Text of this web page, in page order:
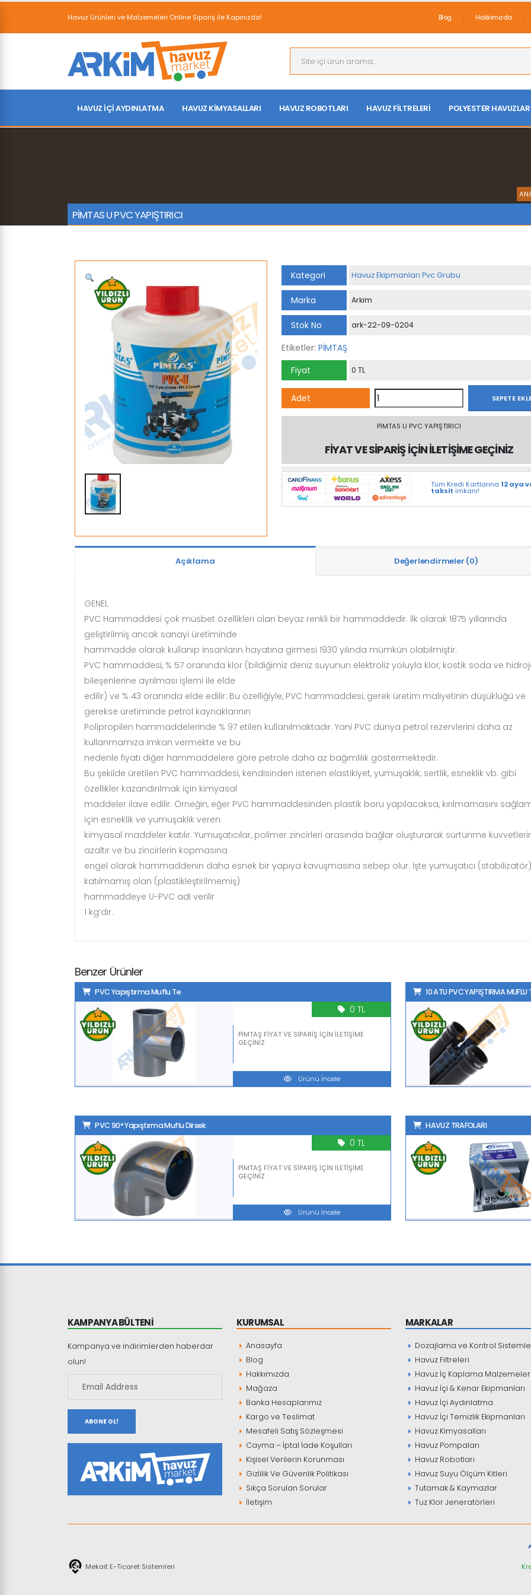
Havuz Ürünleri ve Malzemeleri Online Sipariş ile Kapınızda! Blog Hakkımızda
HAVUZ İÇI AYDINLATMA HAVUZ KIMYASALLARI HAVUZ ROBOTLARI HAVUZ FILTRELERI POLYESTER HAVUZLAR
PİMTAS U PVC YAPIŞTIRICI
Kategori Havuz Ekipmanları Pvc Grubu
Marka Arkim
Stok No ark-22-09-0204
Etiketler: PİMTAŞ
Fiyat
0 TL
Adet
PİMTAS
U
PVC
YAPIŞTIRICI
adet
SEPETE
PİMTAS U PVC YAPIŞTIRICI
FİYAT VE SİPARİŞ İÇİN İLETİŞİME GEÇİNİZ
Tüm Kredi Kartlarına 12 aya
taksit imkanı!
Açıklama Değerlendirmeler (0)
GENEL
PVC Hammaddesi çok müsbet özellikleri olan beyaz renkli bir hammaddedir. İlk olarak 1875 yıllarında
geliştirilmiş ancak sanayi üretiminde
hammadde olarak kullanıp insanların hayatına girmesi 1930 yılında mümkün olabilmiştir.
PVC hammaddesi, % 57 oranında klor (bildiğimiz deniz suyunun elektroliz yoluyla klor, kostik soda ve
bileşenlerine ayrılması işlemi ile elde
edilir) ve % 43 oranında elde edilir. Bu özelliğiyle, PVC hammaddesi, gerek üretim maliyetinin düşüklüğü ve
gerekse üretiminde petrol kaynaklarının
Polipropilen hammaddelerinde % 97 etilen kullanılmaktadır. Yani PVC dünya petrol rezervlerini daha az
kullanmamıza imkan vermekte ve bu
nedenle fiyatı diğer hammaddelere göre petrole daha az bağımlılık göstermektedir.
Bu şekilde üretilen PVC hammaddesi, kendisinden istenen elastikiyet, yumuşaklık, sertlik, esneklik vb. gibi
özellikler kazandırılmak için kimyasal
maddeler ilave edilir. Örneğin, eğer PVC hammaddesinden plastik boru yapılacaksa, kırılmamasını
için esneklik ve yumuşaklık veren
kimyasal maddeler katılır. Yumuşatıcılar, polimer zincirleri arasında bağlar oluşturarak sürtünme
azaltır ve bu zincirlerin kopmasına
engel olarak hammaddenin daha esnek bir yapıya kavuşmasına sebep olur. İşte yumuşatıcı (stabilizatör)
katılmamış olan (plastikleştirilmemiş)
hammaddeye U-PVC adI verilir
1 kg’dır.
Benzer Ürünler
PVC Yapıştırma Muflu Te
PİMTAŞ FİYAT VE SİPARİŞ İÇİN İLETİŞİME
GEÇİNİZ
0 TL
Ürünü İncele
10 ATU PVC
PVC 90° Yapıştırma Muflu Dirsek
PİMTAŞ FİYAT VE SİPARİŞ İÇİN İLETİŞİME
GEÇİNİZ
0 TL
Ürünü İncele
HAVUZ TRAFOLARI
KAMPANYA BÜLTENİ
Kampanya ve indirimlerden haberdar
olun!
ABONE OL!
KURUMSAL
Anasayfa
Blog
Hakkımızda
Mağaza
Banka Hesaplarımız
Kargo ve Teslimat
Mesafeli Satış Sözleşmesi
Cayma – İptal İade Koşulları
Kişisel Verilerin Korunması
Gizlilik Ve Güvenlik Politikası
Sıkça Sorulan Sorular
İletişim
MARKALAR
Dozajlama ve Kontrol
Havuz Filtreleri
Havuz İç Kaplama
Havuz İçi & Kenar Ekipmanları
Havuz İçi Aydınlatma
Havuz İçi Temizlik Ekipmanları
Havuz Kimyasalları
Havuz Pompaları
Havuz Robotları
Havuz Suyu Ölçüm Kitleri
Tutamak & Kaymazlar
Tuz Klor Jeneratörleri
Mekait E-Ticaret Sistemleri